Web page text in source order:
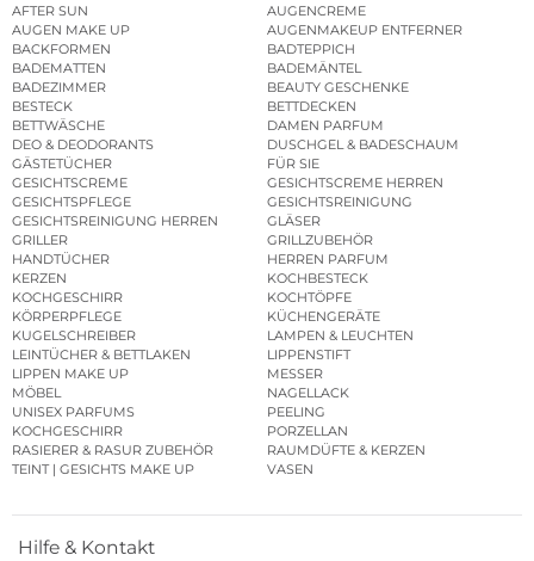
AFTER SUN
AUGENCREME
AUGEN MAKE UP
AUGENMAKEUP ENTFERNER
BACKFORMEN
BADTEPPICH
BADEMATTEN
BADEMÄNTEL
BADEZIMMER
BEAUTY GESCHENKE
BESTECK
BETTDECKEN
BETTWÄSCHE
DAMEN PARFUM
DEO & DEODORANTS
DUSCHGEL & BADESCHAUM
GÄSTETÜCHER
FÜR SIE
GESICHTSCREME
GESICHTSCREME HERREN
GESICHTSPFLEGE
GESICHTSREINIGUNG
GESICHTSREINIGUNG HERREN
GLÄSER
GRILLER
GRILLZUBEHÖR
HANDTÜCHER
HERREN PARFUM
KERZEN
KOCHBESTECK
KOCHGESCHIRR
KOCHTÖPFE
KÖRPERPFLEGE
KÜCHENGERÄTE
KUGELSCHREIBER
LAMPEN & LEUCHTEN
LEINTÜCHER & BETTLAKEN
LIPPENSTIFT
LIPPEN MAKE UP
MESSER
MÖBEL
NAGELLACK
UNISEX PARFUMS
PEELING
KOCHGESCHIRR
PORZELLAN
RASIERER & RASUR ZUBEHÖR
RAUMDÜFTE & KERZEN
TEINT | GESICHTS MAKE UP
VASEN
Hilfe & Kontakt